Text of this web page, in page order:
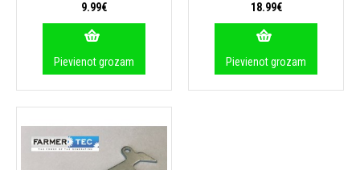
9.99€
Pievienot grozam
18.99€
Pievienot grozam